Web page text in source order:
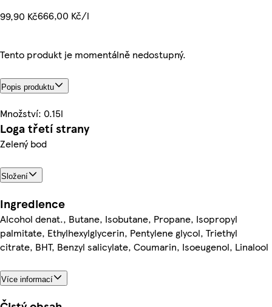
99,90 Kč666,00 Kč/l
Tento produkt je momentálně nedostupný.
Popis produktu
Množství: 0.15l
Loga třetí strany
Zelený bod
Složení
Ingredience
Alcohol denat., Butane, Isobutane, Propane, Isopropyl
palmitate, Ethylhexylglycerin, Pentylene glycol, Triethyl
citrate, BHT, Benzyl salicylate, Coumarin, Isoeugenol, Linalool
Více informací